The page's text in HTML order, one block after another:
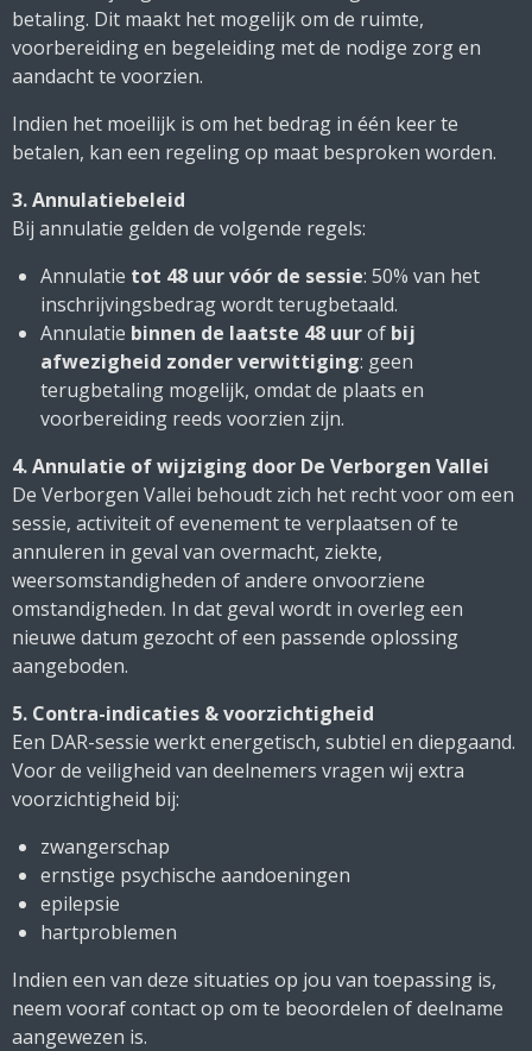
betaling. Dit maakt het mogelijk om de ruimte,
voorbereiding en begeleiding met de nodige zorg en
aandacht te voorzien.
Indien het moeilijk is om het bedrag in één keer te
betalen, kan een regeling op maat besproken worden.
3. Annulatiebeleid
Bij annulatie gelden de volgende regels:
Annulatie tot 48 uur vóór de sessie: 50% van het
inschrijvingsbedrag wordt terugbetaald.
Annulatie binnen de laatste 48 uurof bij
afwezigheid zonder verwittiging: geen
terugbetaling mogelijk, omdat de plaats en
voorbereiding reeds voorzien zijn.
4. Annulatie of wijziging door De Verborgen Vallei
De Verborgen Vallei behoudt zich het recht voor om een
sessie, activiteit of evenement te verplaatsen of te
annuleren in geval van overmacht, ziekte,
weersomstandigheden of andere onvoorziene
omstandigheden. In dat geval wordt in overleg een
nieuwe datum gezocht of een passende oplossing
aangeboden.
5. Contra-indicaties & voorzichtigheid
Een DAR-sessie werkt energetisch, subtiel en diepgaand.
Voor de veiligheid van deelnemers vragen wij extra
voorzichtigheid bij:
zwangerschap
ernstige psychische aandoeningen
epilepsie
hartproblemen
Indien een van deze situaties op jou van toepassing is,
neem vooraf contact op om te beoordelen of deelname
aangewezen is.